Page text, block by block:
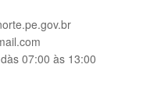
07:00 às 13:00